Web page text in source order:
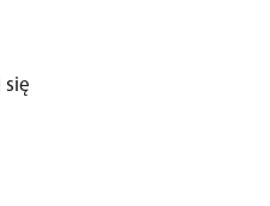
się